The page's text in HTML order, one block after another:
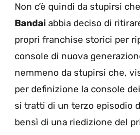
Non c’è quindi da stupirsi che
Bandai abbia deciso di
propri franchise storici per
console di nuova
nemmeno da stupirsi che,
per definizione la console dei
si tratti di un terzo episodio
bensì di una riedizione del